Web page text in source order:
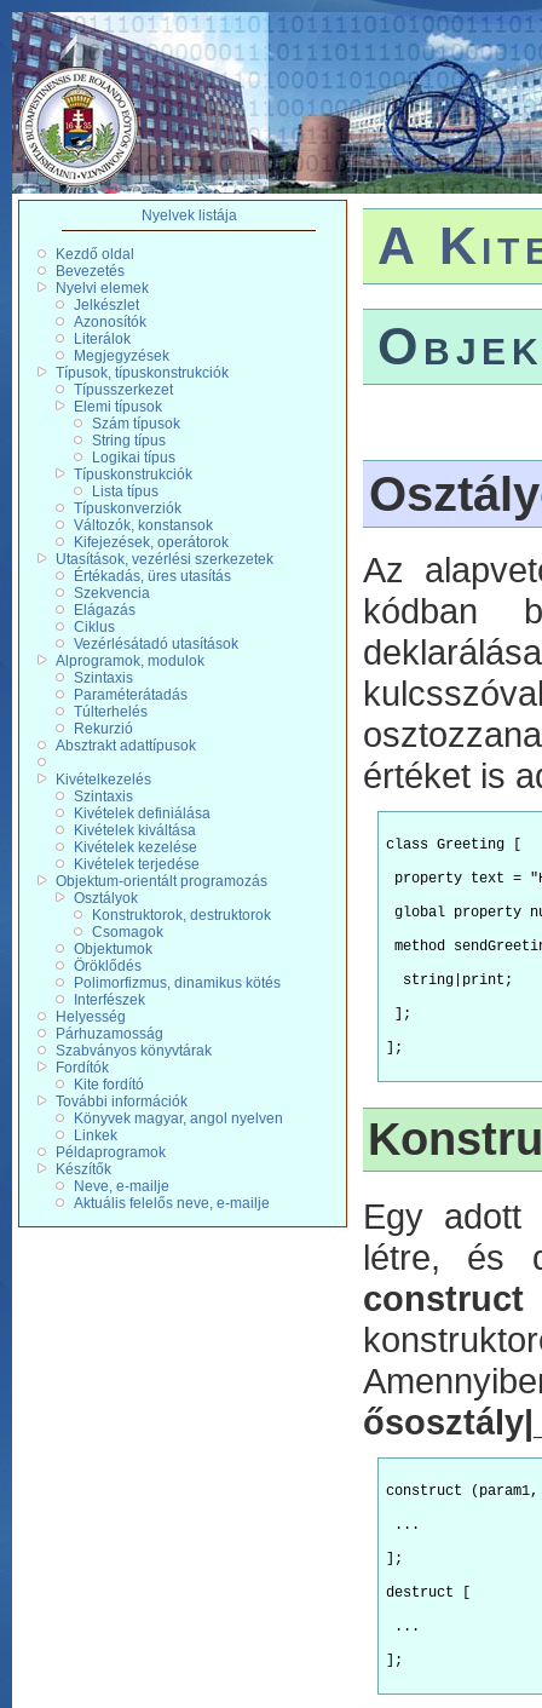
Nyelvek listája
Kezdő oldal
Bevezetés
Nyelvi elemek
Jelkészlet
Azonosítók
Literálok
Megjegyzések
Típusok, típuskonstrukciók
Típusszerkezet
Elemi típusok
Szám típusok
String típus
Logikai típus
Típuskonstrukciók
Lista típus
Típuskonverziók
Változók, konstansok
Kifejezések, operátorok
Utasítások, vezérlési szerkezetek
Értékadás, üres utasítás
Szekvencia
Elágazás
Ciklus
Vezérlésátadó utasítások
Alprogramok, modulok
Szintaxis
Paraméterátadás
Túlterhelés
Rekurzió
Absztrakt adattípusok
Kivételkezelés
Szintaxis
Kivételek definiálása
Kivételek kiváltása
Kivételek kezelése
Kivételek terjedése
Objektum-orientált programozás
Osztályok
Konstruktorok, destruktorok
Csomagok
Objektumok
Öröklődés
Polimorfizmus, dinamikus kötés
Interfészek
Helyesség
Párhuzamosság
Szabványos könyvtárak
Fordítók
Kite fordító
További információk
Könyvek magyar, angol nyelven
Linkek
Példaprogramok
Készítők
Neve, e-mailje
Aktuális felelős neve, e-mailje
A
Az
kódban
értéket is
class Greeting [
property text =
global property
method
string|print;
];
];
Egy adott
létre, és
construct
construct
...
];
destruct [
...
];